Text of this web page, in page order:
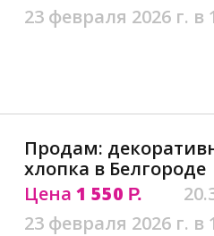
23 февраля 2026 г. в
Продам:
хлопка в Белгороде
Цена 1 550 Р.
23 февраля 2026 г. в